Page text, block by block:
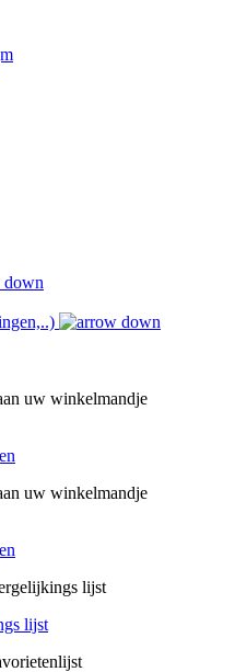
uw winkelmandje
uw winkelmandje
lijst
lijst